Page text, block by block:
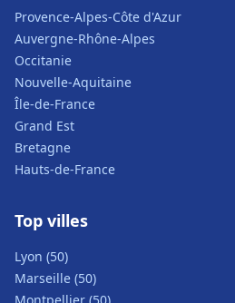
Provence-Alpes-Côte d'Azur
Auvergne-Rhône-Alpes
Occitanie
Nouvelle-Aquitaine
Île-de-France
Grand Est
Bretagne
Hauts-de-France
Top villes
Lyon (50)
Marseille (50)